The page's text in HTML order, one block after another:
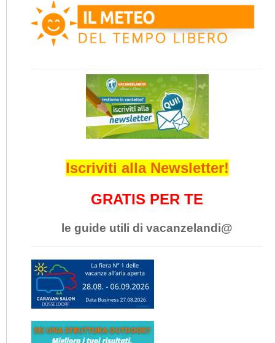
Iscriviti alla Newsletter!
GRATIS PER TE
le guide utili di vacanzelandi@